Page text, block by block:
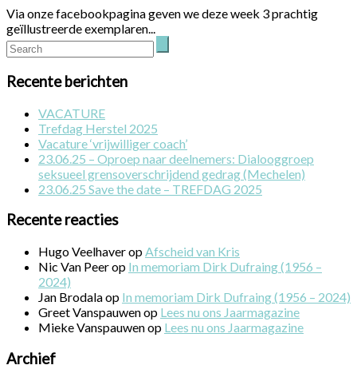
Via onze facebookpagina geven we deze week 3 prachtig
geïllustreerde exemplaren...
Recente berichten
VACATURE
Trefdag Herstel 2025
Vacature ‘vrijwilliger coach’
23.06.25 – Oproep naar deelnemers: Dialooggroep
seksueel grensoverschrijdend gedrag (Mechelen)
23.06.25 Save the date – TREFDAG 2025
Recente reacties
Hugo VeelhaveropAfscheid van Kris
Nic Van Peerop In memoriam Dirk Dufraing (1956 –
2024)
Jan Brodalaop In memoriam Dirk Dufraing (1956 – 2024)
Greet Vanspauwenop Lees nu ons Jaarmagazine
Mieke Vanspauwenop Lees nu ons Jaarmagazine
Archief